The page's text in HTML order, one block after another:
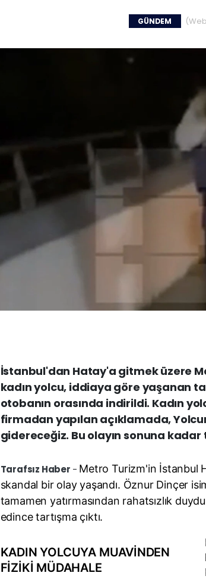
GÜNDEM
İstanbul'dan Hatay'a gitmek üzere
kadın yolcu, iddiaya göre yaşanan
otobanın orasında indirildi. Kadın
firmadan yapılan açıklamada,
gidereceğiz. Bu olayın sonuna
Tarafsız Haber - Metro Turizm'in İstanbul
skandal bir olay yaşandı. Öznur Dinçer
tamamen yatırmasından rahatsızlık
edince tartışma çıktı.
KADIN YOLCUYA MUAVİNDEN
FİZİKİ MÜDAHALE